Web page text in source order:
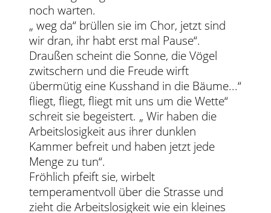
noch warten.
„ weg da“ brüllen sie im Chor, jetzt sind
wir dran, ihr habt erst mal Pause“.
Draußen scheint die Sonne, die Vögel
zwitschern und die Freude wirft
übermütig eine Kusshand in die Bäume...“
fliegt, fliegt, fliegt mit uns um die Wette“
schreit sie begeistert. „ Wir haben die
Arbeitslosigkeit aus ihrer dunklen
Kammer befreit und haben jetzt jede
Menge zu tun“.
Fröhlich pfeift sie, wirbelt
temperamentvoll über die Strasse und
zieht die Arbeitslosigkeit wie ein kleines